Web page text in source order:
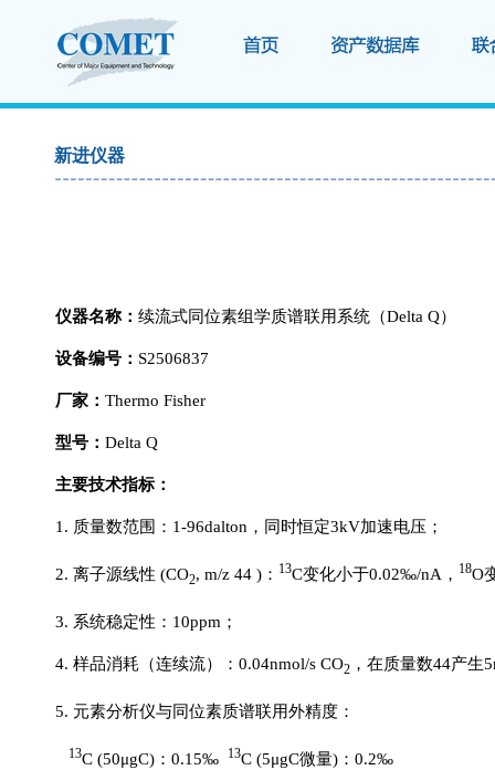
新进仪器
仪器名称： 续流式同位素组学质谱联用系统（Delta Q）
设备编号： S2506837
厂家： Thermo Fisher
型号： Delta Q
主要技术指标：
1. 质量数范围：1-96dalton，同时恒定3kV加速电压；
2. 离子源线性 (CO2, m/z 44 )： 13C变化小于0.02‰/nA， 18O
3. 系统稳定性：10ppm；
4. 样品消耗（连续流）：0.04nmol/s CO2 ，在质量数44产生
5. 元素分析仪与同位素质谱联用外精度：
13C (50μgC)：0.15‰ 13C (5μgC微量)：0.2‰